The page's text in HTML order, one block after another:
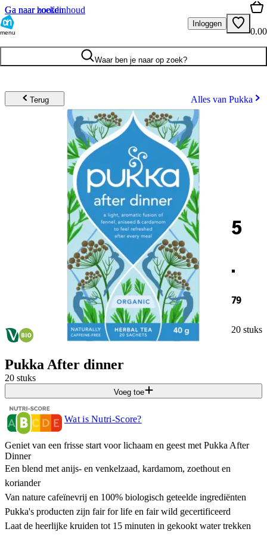
Ga naar hoofdinhoud
Ga naar zoeken
menu
Inloggen
0.00
Waar ben je naar op zoek?
Terug Alles van Pukka
5
.
79
20 stuks
Pukka After dinner
20 stuks
Voeg toe
Wat is Nutri-Score?
Geniet van een frisse start voor lichaam en geest met Pukka After
Dinner
Een blend met anijs- en venkelzaad, kardamom, zoethout en
koriander
Van nature cafeïnevrij en 100% biologisch geteelde ingrediënten
Pukka's producten zijn fair for life en fair wild gecertificeerd
Laat de heerlijke kruiden tot 15 minuten in gekookt water trekken